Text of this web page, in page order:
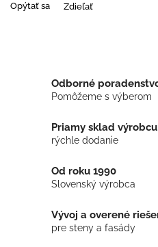
Opýtať sa Zdieľať
Odborné
Pomôžeme s výberom
Priamy sklad výrobcu
rýchle dodanie
Od roku 1990
Slovenský výrobca
Vývoj a overené
pre steny a fasády